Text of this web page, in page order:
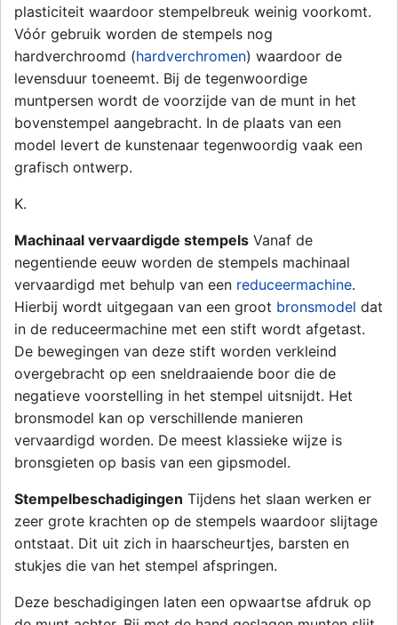
plasticiteit waardoor stempelbreuk weinig voorkomt.
Vóór gebruik worden de stempels nog
hardverchroomd (hardverchromen) waardoor de
levensduur toeneemt. Bij de tegenwoordige
muntpersen wordt de voorzijde van de munt in het
bovenstempel aangebracht. In de plaats van een
model levert de kunstenaar tegenwoordig vaak een
grafisch ontwerp.
K.
Machinaal vervaardigde stempels Vanaf de
negentiende eeuw worden de stempels machinaal
vervaardigd met behulp van een reduceermachine.
Hierbij wordt uitgegaan van een groot bronsmodel dat
in de reduceermachine met een stift wordt afgetast.
De bewegingen van deze stift worden verkleind
overgebracht op een sneldraaiende boor die de
negatieve voorstelling in het stempel uitsnijdt. Het
bronsmodel kan op verschillende manieren
vervaardigd worden. De meest klassieke wijze is
bronsgieten op basis van een gipsmodel.
Stempelbeschadigingen Tijdens het slaan werken er
zeer grote krachten op de stempels waardoor slijtage
ontstaat. Dit uit zich in haarscheurtjes, barsten en
stukjes die van het stempel afspringen.
Deze beschadigingen laten een opwaartse afdruk op